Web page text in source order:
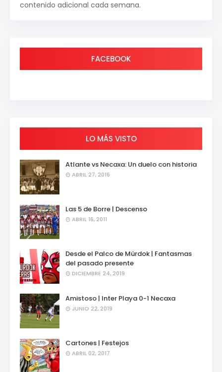
contenido adicional cada semana.
FACEBOOK
LO MÁS VISTO
Atlante vs Necaxa: Un duelo con historia
ABRIL 27, 2016
Las 5 de Borre | Descenso
ABRIL 16, 2011
Desde el Palco de Mürdok | Fantasmas
del pasado presente
DICIEMBRE 24, 2019
Amistoso | Inter Playa 0-1 Necaxa
JUNIO 22, 2019
Cartones | Festejos
ABRIL 02, 2017